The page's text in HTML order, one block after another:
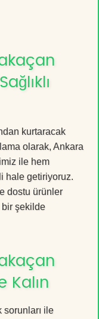
kurtaracak
olarak, Ankara
ile hem
hale getiriyoruz.
dostu ürünler
bir şekilde
Kalın
ile